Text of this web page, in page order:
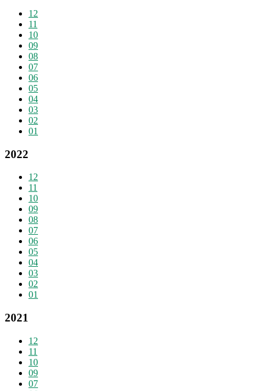
12
11
10
09
08
07
06
05
04
03
02
01
2022
12
11
10
09
08
07
06
05
04
03
02
01
2021
12
11
10
09
07